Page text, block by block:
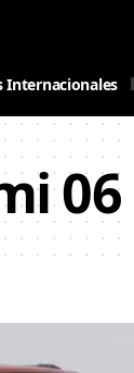
Internacionales
06